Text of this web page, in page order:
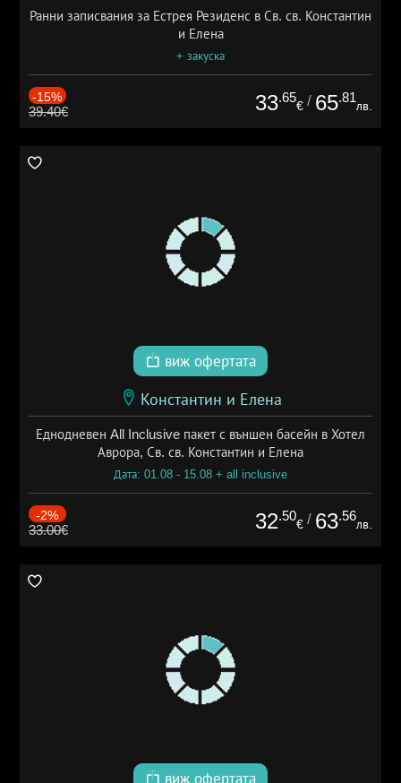
Ранни записвания за Естрея Резиденс в Св. св. Константин
и Елена
+ закуска
-15%
39.40€ 33.65
€ / 65.81
лв.
виж офертата
Константин и Елена
Еднодневен All Inclusive пакет с външен басейн в Хотел
Аврора, Св. св. Константин и Елена
Дата: 01.08 - 15.08 + all inclusive
-2%
33.00€ 32.50
€ / 63.56
лв.
виж офертата